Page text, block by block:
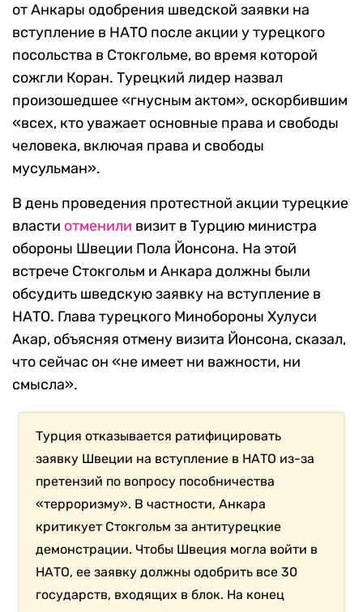
от Анкары одобрения шведской заявки на
вступление в НАТО после акции у турецкого
посольства в Стокгольме, во время которой
сожгли Коран. Турецкий лидер назвал
произошедшее «гнусным актом», оскорбившим
«всех, кто уважает основные права и свободы
человека, включая права и свободы
мусульман».
В день проведения протестной акции турецкие
власти отменили визит в Турцию министра
обороны Швеции Пола Йонсона. На этой
встрече Стокгольм и Анкара должны были
обсудить шведскую заявку на вступление в
НАТО. Глава турецкого Минобороны Хулуси
Акар, объясняя отмену визита Йонсона, сказал,
что сейчас он «не имеет ни важности, ни
смысла».
Турция отказывается ратифицировать
заявку Швеции на вступление в НАТО из-за
претензий по вопросу пособничества
«терроризму». В частности, Анкара
критикует Стокгольм за антитурецкие
демонстрации. Чтобы Швеция могла войти в
НАТО, ее заявку должны одобрить все 30
государств, входящих в блок. На конец